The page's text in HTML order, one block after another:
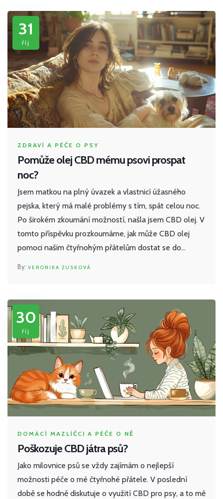
31
říj
ZDRAVÍ A PÉČE O PSY
Pomůže olej CBD mému psovi prospat
noc?
Jsem matkou na plný úvazek a vlastnicí úžasného
pejska, který má malé problémy s tím, spát celou noc.
Po širokém zkoumání možností, našla jsem CBD olej. V
tomto příspěvku prozkoumáme, jak může CBD olej
pomoci našim čtyřnohým přátelům dostat se do
VERONIKA ZUSKOVÁ
30
říj
DOMÁCÍ MAZLÍČCI A PÉČE O NĚ
Poškozuje CBD játra psů?
Jako milovnice psů se vždy zajímám o nejlepší
možnosti péče o mé čtyřnohé přátele. V poslední
době se hodně diskutuje o využití CBD pro psy, a to mě